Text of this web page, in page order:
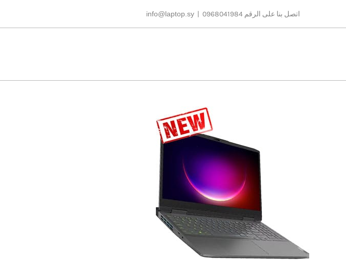
اتصل بنا على الرقم 0968041984 |
info@laptop.sy